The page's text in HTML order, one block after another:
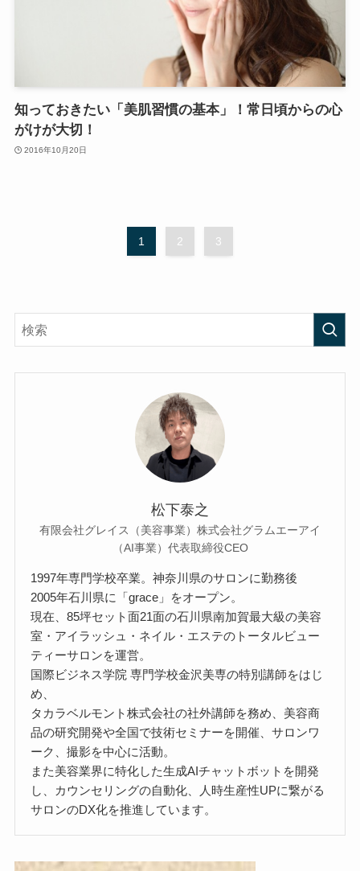
知っておきたい「美肌習慣の基本」！常日頃からの心
がけが大切！
2016年10月20日
1 2 3
松下泰之
有限会社グレイス（美容事業）株式会社グラムエーアイ
（AI事業）代表取締役CEO
1997年専門学校卒業。神奈川県のサロンに勤務後
2005年石川県に「grace」をオープン。
現在、85坪セット面21面の石川県南加賀最大級の美容
室・アイラッシュ・ネイル・エステのトータルビュー
ティーサロンを運営。
国際ビジネス学院 専門学校金沢美専の特別講師をはじ
め、
タカラベルモント株式会社の社外講師を務め、美容商
品の研究開発や全国で技術セミナーを開催、サロンワ
ーク、撮影を中心に活動。
また美容業界に特化した生成AIチャットボットを開発
し、カウンセリングの自動化、人時生産性UPに繋がる
サロンのDX化を推進しています。